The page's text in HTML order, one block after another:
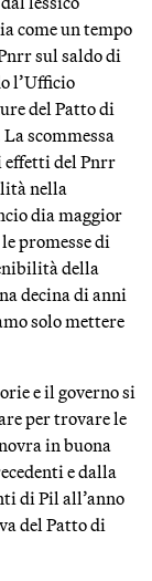
come un tempo
sul saldo di
l’Ufficio
del Patto di
scommessa
effetti del Pnrr
nella
dia maggior
promesse di
della
decina di anni
solo mettere
e il governo si
per trovare le
in buona
e dalla
di Pil all’anno
del Patto di